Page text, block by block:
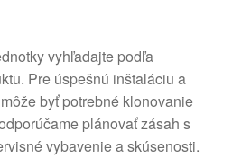
vyhľadajte podľa
Pre úspešnú inštaláciu a
byť potrebné klonovanie
plánovať zásah s
vybavenie a skúsenosti.